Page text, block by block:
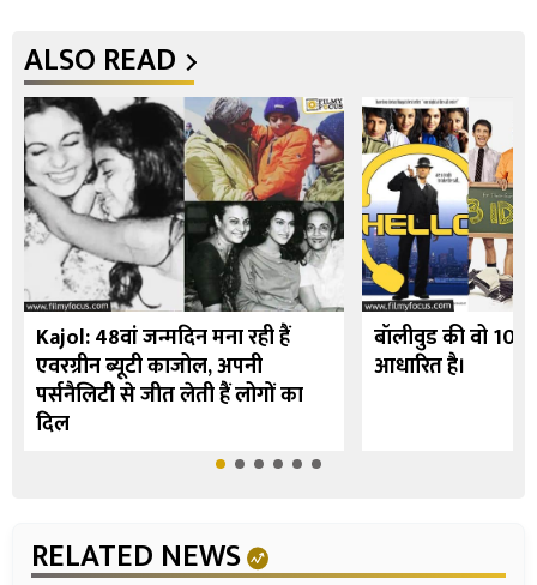
ALSO READ
Kajol: 48वां जन्मदिन मना रही हैं
एवरग्रीन ब्यूटी काजोल, अपनी
पर्सनैलिटी से जीत लेती हैं लोगों का
दिल
बॉलीवुड की वो 10
आधारित है।
RELATED NEWS